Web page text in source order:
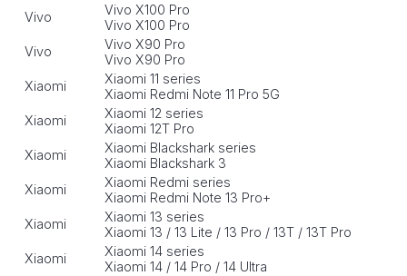
Vivo
Vivo X100 Pro
Vivo X100 Pro
Vivo
Vivo X90 Pro
Vivo X90 Pro
Xiaomi
Xiaomi 11 series
Xiaomi Redmi Note 11 Pro 5G
Xiaomi
Xiaomi 12 series
Xiaomi 12T Pro
Xiaomi
Xiaomi Blackshark series
Xiaomi Blackshark 3
Xiaomi
Xiaomi Redmi series
Xiaomi Redmi Note 13 Pro+
Xiaomi
Xiaomi 13 series
Xiaomi 13 / 13 Lite / 13 Pro / 13T / 13T Pro
Xiaomi
Xiaomi 14 series
Xiaomi 14 / 14 Pro / 14 Ultra